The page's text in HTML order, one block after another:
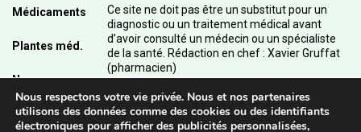
Médicaments
Plantes méd.
News
Ce site ne doit pas être un substitut pour un
diagnostic ou un traitement médical avant
d’avoir consulté un médecin ou un spécialiste
de la santé. Rédaction en chef : Xavier Gruffat
(pharmacien)
© 2003 - 2026 Pharmanetis Sàrl – Tous droits
réservés / Crédits photos : Adobe Stock et
Pharmanetis Sàrl
Nous respectons votre vie privée. Nous et nos partenaires
utilisons des données comme des cookies ou des identifiants
électroniques pour afficher des publicités personnalisées,